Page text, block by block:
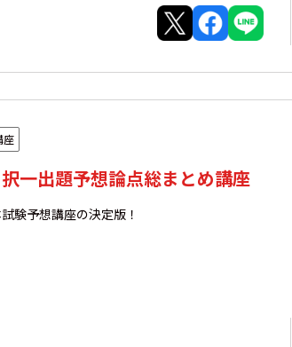
座
一出題予想論点総まとめ講座
験予想講座の決定版！